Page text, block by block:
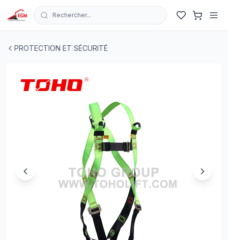
Rechercher...
PROTECTION ET SÉCURITÉ